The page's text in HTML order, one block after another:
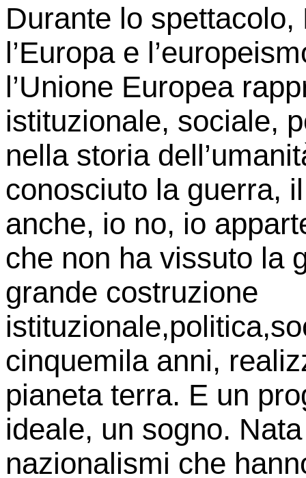
Durante lo
l’Europa e
l’Unione Europea
istituzionale, sociale,
nella storia
conosciuto la guerra,
anche, io no, io
che non ha vissuto la
grande costruzione
cinquemila anni,
pianeta terra. E un
ideale, un sogno.
nazionalismi che